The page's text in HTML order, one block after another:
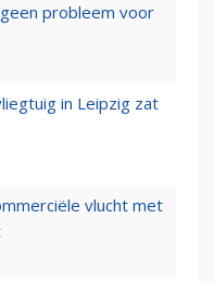
probleem voor
in Leipzig zat
vlucht met